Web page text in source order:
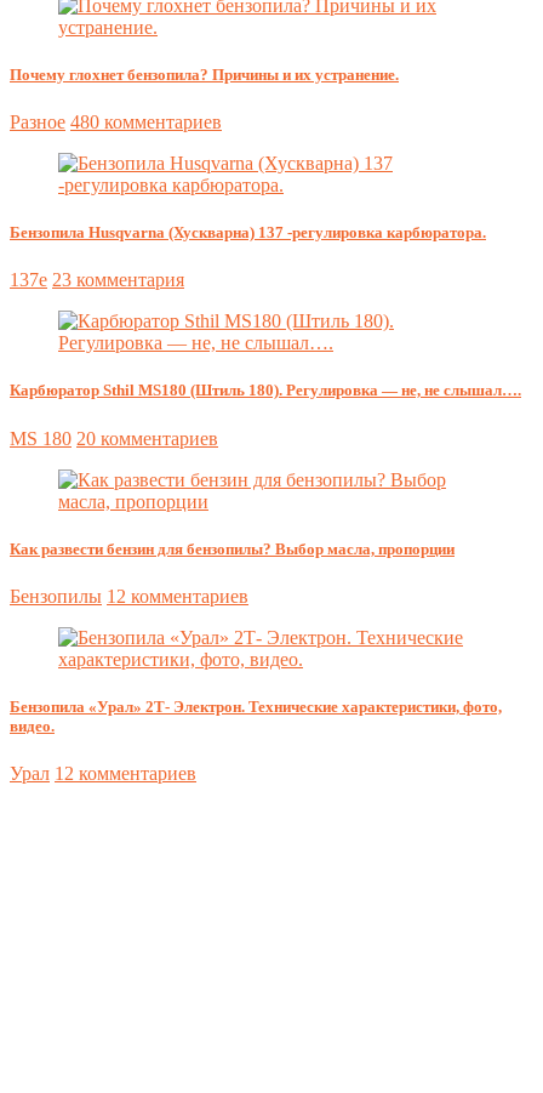
Почему глохнет бензопила? Причины и их устранение.
Разное 480 комментариев
Бензопила Husqvarna (Хускварна) 137 -регулировка карбюратора.
137e 23 комментария
Карбюратор Sthil MS180 (Штиль 180). Регулировка — не, не слышал….
MS 180 20 комментариев
Как развести бензин для бензопилы? Выбор масла, пропорции
Бензопилы 12 комментариев
Бензопила «Урал» 2Т- Электрон. Технические характеристики, фото,
видео.
Урал 12 комментариев